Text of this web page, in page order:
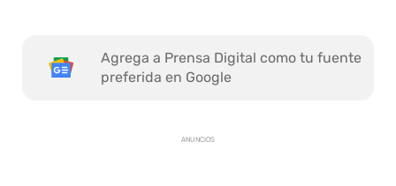
Agrega a Prensa Digital como tu fuente
preferida en Google
ANUNCIOS